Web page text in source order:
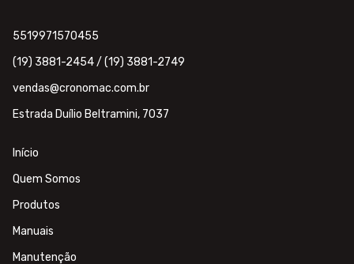
5519971570455
(19) 3881-2454 / (19) 3881-2749
vendas@cronomac.com.br
Estrada Duílio Beltramini, 7037
Início
Quem Somos
Produtos
Manuais
Manutenção